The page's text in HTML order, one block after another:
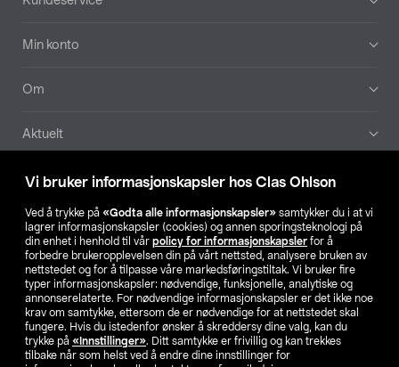
Vi bruker informasjonskapsler hos Clas Ohlson
Ved å trykke på «Godta alle informasjonskapsler» samtykker du i at vi
lagrer informasjonskapsler (cookies) og annen sporingsteknologi på
din enhet i henhold til vår policy for informasjonskapsler for å
forbedre brukeropplevelsen din på vårt nettsted, analysere bruken av
nettstedet og for å tilpasse våre markedsføringstiltak. Vi bruker fire
typer informasjonskapsler: nødvendige, funksjonelle, analytiske og
annonserelaterte. For nødvendige informasjonskapsler er det ikke noe
krav om samtykke, ettersom de er nødvendige for at nettstedet skal
fungere. Hvis du istedenfor ønsker å skreddersy dine valg, kan du
trykke på «Innstillinger». Ditt samtykke er frivillig og kan trekkes
tilbake når som helst ved å endre dine innstillinger for
Min konto
Om
Aktuelt
Våre selskaper
Finn din butikk
SE NO FI